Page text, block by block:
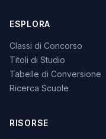
ESPLORA
Classi di Concorso
Titoli di Studio
Tabelle di Conversione
Ricerca Scuole
RISORSE